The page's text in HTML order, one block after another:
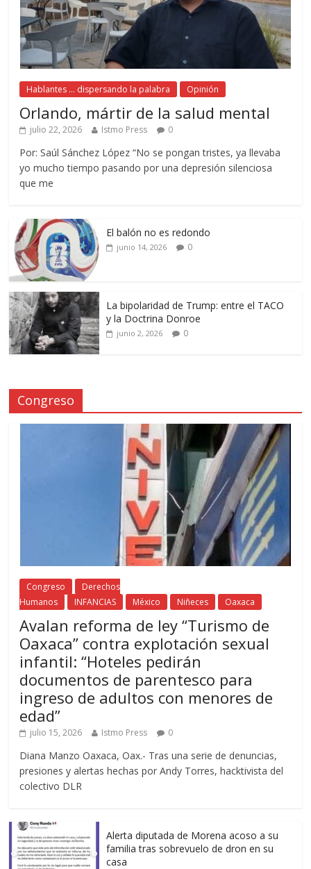
Hablantes ... dispersando la palabra Opinión
Orlando, mártir de la salud mental
julio 22, 2026 Istmo Press 0
Por: Saúl Sánchez López “No se pongan tristes, ya llevaba
yo mucho tiempo pasando por una depresión silenciosa
que me
El balón no es redondo
junio 14, 2026 0
La bipolaridad de Trump: entre el TACO
y la Doctrina Donroe
junio 2, 2026 0
Congreso
Congreso
Derechos
Humanos
INFANCIAS México Niñeces Oaxaca
Avalan reforma de ley “Turismo de
Oaxaca” contra explotación sexual
infantil: “Hoteles pedirán
documentos de parentesco para
ingreso de adultos con menores de
edad”
julio 15, 2026 Istmo Press 0
Diana Manzo Oaxaca, Oax.- Tras una serie de denuncias,
presiones y alertas hechas por Andy Torres, hacktivista del
colectivo DLR
Alerta diputada de Morena acoso a su
familia tras sobrevuelo de dron en su
casa